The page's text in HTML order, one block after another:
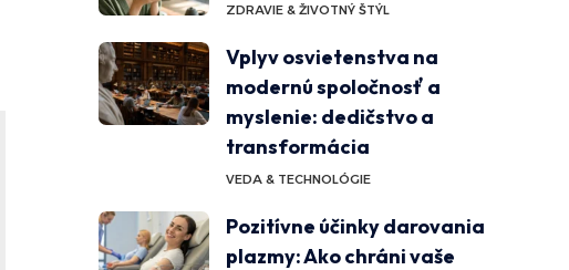
ZDRAVIE & ŽIVOTNÝ ŠTÝL
Vplyv osvietenstva na
modernú spoločnosť a
myslenie: dedičstvo a
transformácia
VEDA & TECHNOLÓGIE
Pozitívne účinky darovania
plazmy: Ako chráni vaše